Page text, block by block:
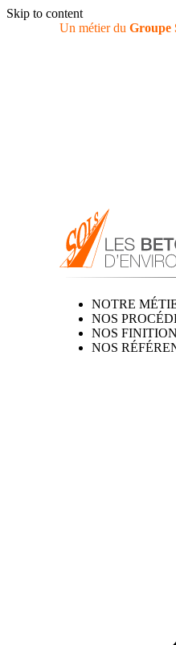
Skip to content
Un métier duGroupe
NOTRE
NOS
NOS
NOS